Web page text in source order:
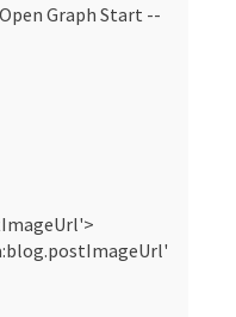
Graph Start --